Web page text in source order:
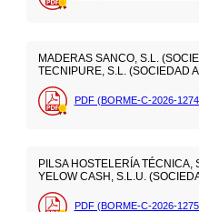
MADERAS SANCO, S.L.
TECNIPURE, S.L. (SOCIEDAD
PDF (BORME-C-2026-
PILSA HOSTELERÍA
YELOW CASH, S.L.U.
PDF (BORME-C-2026-